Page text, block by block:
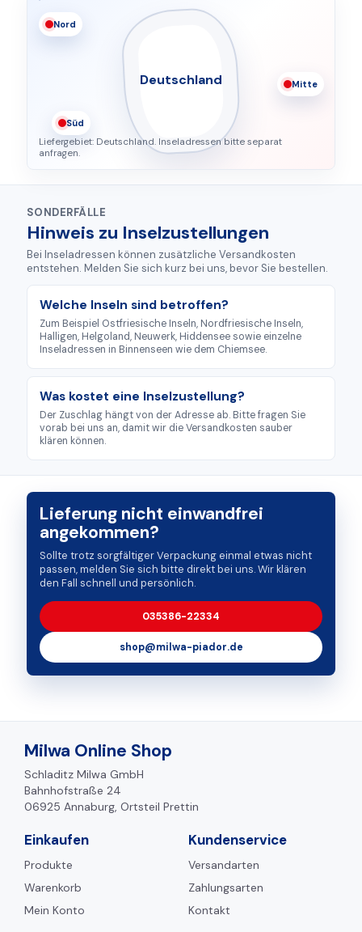
Nord
Mitte
Süd
Liefergebiet: Deutschland. Inseladressen bitte separat
anfragen.
SONDERFÄLLE
Hinweis zu Inselzustellungen
Bei Inseladressen können zusätzliche Versandkosten
entstehen. Melden Sie sich kurz bei uns, bevor Sie bestellen.
Welche Inseln sind betroffen?
Zum Beispiel Ostfriesische Inseln, Nordfriesische Inseln,
Halligen, Helgoland, Neuwerk, Hiddensee sowie einzelne
Inseladressen in Binnenseen wie dem Chiemsee.
Was kostet eine Inselzustellung?
Der Zuschlag hängt von der Adresse ab. Bitte fragen Sie
vorab bei uns an, damit wir die Versandkosten sauber
klären können.
Lieferung nicht einwandfrei
angekommen?
Sollte trotz sorgfältiger Verpackung einmal etwas nicht
passen, melden Sie sich bitte direkt bei uns. Wir klären
den Fall schnell und persönlich.
035386-22334
shop@milwa-piador.de
Milwa Online Shop
Schladitz Milwa GmbH
Bahnhofstraße 24
06925 Annaburg, Ortsteil Prettin
Einkaufen
Produkte
Warenkorb
Mein Konto
Kundenservice
Versandarten
Zahlungsarten
Kontakt